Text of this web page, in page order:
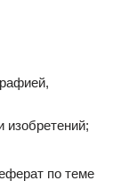
изобретений;
по теме